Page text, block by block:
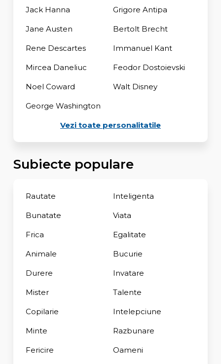
Jack Hanna Grigore Antipa
Jane Austen Bertolt Brecht
Rene Descartes Immanuel Kant
Mircea Daneliuc Feodor Dostoievski
Noel Coward Walt Disney
George Washington
Vezi toate personalitatile
Subiecte populare
Rautate Inteligenta
Bunatate Viata
Frica Egalitate
Animale Bucurie
Durere Invatare
Mister Talente
Copilarie Intelepciune
Minte Razbunare
Fericire Oameni